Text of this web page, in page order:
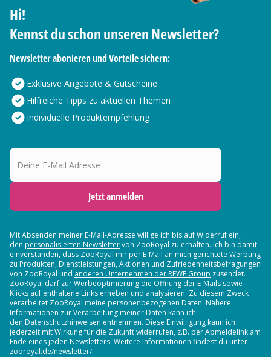
Hi!
Kennst du schon unseren Newsletter?
Newsletter abonieren und Vorteile sichern:
Exklusive Angebote & Gutscheine
Hilfreiche Tipps zu aktuellen Themen
Individuelle Produktempfehlung
Deine E-Mail Adresse
Jetzt anmelden
Mit Absenden meiner E-Mail-Adresse willige ich bis auf Widerruf ein,
den personalisierten Newslettervon ZooRoyal zu erhalten. Ich bin damit
einverstanden, dass ZooRoyal mir per E-Mail an mich gerichtete Werbung
zu Produkten, Dienstleistungen, Aktionen und Zufriedenheitsbefragungen
von ZooRoyal und anderen Unternehmen der REWE Group zusendet.
ZooRoyal darf zur Werbeoptimierung die Öffnung der E-Mails sowie
Klicks auf enthaltene Links erheben und analysieren. Zu diesem Zweck
verarbeitet ZooRoyal meine personenbezogenen Daten. Nähere
Informationen zur Verarbeitung meiner Daten kann ich
den Datenschutzhinweisen entnehmen. Diese Einwilligung kann ich
jederzeit mit Wirkung für die Zukunft widerrufen, z.B. per Abmeldelink am
Ende eines jeden Newsletters. Weitere Informationen findest du unter
zooroyal.de/newsletter/.